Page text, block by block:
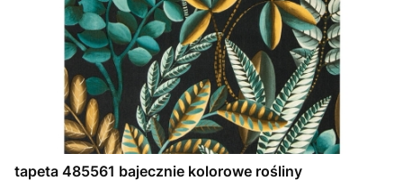
tapeta 485561 bajecznie kolorowe rośliny